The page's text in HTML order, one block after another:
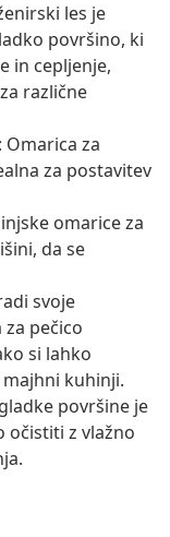
les je
površino, ki
in cepljenje,
različne
za
za postavitev
omarice za
da se
svoje
pečico
si lahko
kuhinji.
površine je
očistiti z vlažno